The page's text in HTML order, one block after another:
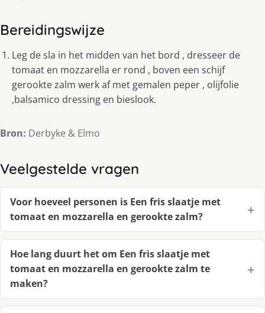
Bereidingswijze
Leg de sla in het midden van het bord , dresseer de
tomaat en mozzarella er rond , boven een schijf
gerookte zalm werk af met gemalen peper , olijfolie
,balsamico dressing en bieslook.
Bron: Derbyke & Elmo
Veelgestelde vragen
Voor hoeveel personen is Een fris slaatje met
tomaat en mozzarella en gerookte zalm?
Hoe lang duurt het om Een fris slaatje met
tomaat en mozzarella en gerookte zalm te
maken?